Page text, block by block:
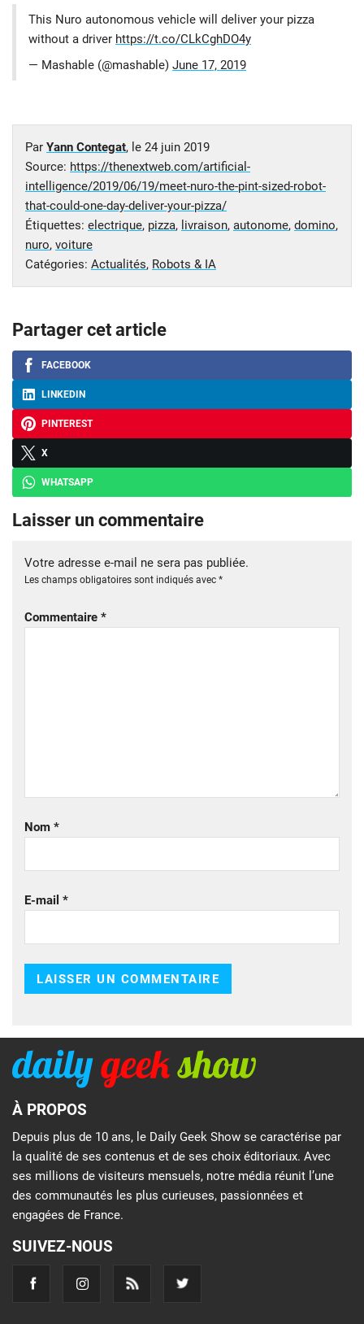
This Nuro autonomous vehicle will deliver your pizza
without a driver https://t.co/CLkCghDO4y
— Mashable (@mashable) June 17, 2019
Par Yann Contegat, le 24 juin 2019
Source: https://thenextweb.com/artificial-
intelligence/2019/06/19/meet-nuro-the-pint-sized-robot-
that-could-one-day-deliver-your-pizza/
Étiquettes: electrique, pizza, livraison, autonome, domino,
nuro, voiture
Catégories: Actualités, Robots & IA
Partager cet article
FACEBOOK
LINKEDIN
PINTEREST
X
WHATSAPP
Laisser un commentaire
Votre adresse e-mail ne sera pas publiée.
Les champs obligatoires sont indiqués avec *
Commentaire *
Nom *
E-mail *
À PROPOS
Depuis plus de 10 ans, le Daily Geek Show se caractérise par
la qualité de ses contenus et de ses choix éditoriaux. Avec
ses millions de visiteurs mensuels, notre média réunit l’une
des communautés les plus curieuses, passionnées et
engagées de France.
SUIVEZ-NOUS